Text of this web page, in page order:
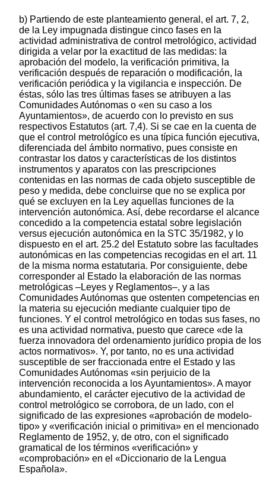
b) Partiendo de este planteamiento general, el art. 7, 2,
de la Ley impugnada distingue cinco fases en la
actividad administrativa de control metrológico, actividad
dirigida a velar por la exactitud de las medidas: la
aprobación del modelo, la verificación primitiva, la
verificación después de reparación o modificación, la
verificación periódica y la vigilancia e inspección. De
éstas, sólo las tres últimas fases se atribuyen a las
Comunidades Autónomas o «en su caso a los
Ayuntamientos», de acuerdo con lo previsto en sus
respectivos Estatutos (art. 7,4). Si se cae en la cuenta de
que el control metrológíco es una típica función ejecutiva,
diferenciada del ámbito normativo, pues consiste en
contrastar los datos y características de los distintos
instrumentos y aparatos con las prescripciones
contenidas en las normas de cada objeto susceptible de
peso y medida, debe concluirse que no se explica por
qué se excluyen en la Ley aquellas funciones de la
intervención autonómica. Así, debe recordarse el alcance
concedido a la competencia estatal sobre legislación
versus ejecución autonómica en la STC 35/1982, y lo
dispuesto en el art. 25.2 del Estatuto sobre las facultades
autonómicas en las competencias recogidas en el art. 11
de la misma norma estatutaria. Por consiguiente, debe
corresponder al Estado la elaboración de las normas
metrológicas –Leyes y Reglamentos–, y a las
Comunidades Autónomas que ostenten competencias en
la materia su ejecución mediante cualquier tipo de
funciones. Y el control metrológico en todas sus fases, no
es una actividad normativa, puesto que carece «de la
fuerza innovadora del ordenamiento jurídico propia de los
actos normativos». Y, por tanto, no es una actividad
susceptible de ser fraccionada entre el Estado y las
Comunidades Autónomas «sin perjuicio de la
intervención reconocida a los Ayuntamientos». A mayor
abundamiento, el carácter ejecutivo de la actividad de
control metrológico se corrobora, de un lado, con el
significado de las expresiones «aprobación de modelo-
tipo» y «verificación inicial o primitiva» en el mencionado
Reglamento de 1952, y, de otro, con el significado
gramatical de los términos «verificación» y
«comprobación» en el «Diccionario de la Lengua
Española».